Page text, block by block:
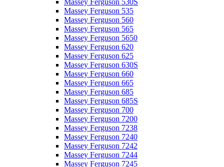
Massey Ferguson 530S
Massey Ferguson 535
Massey Ferguson 560
Massey Ferguson 565
Massey Ferguson 5650
Massey Ferguson 620
Massey Ferguson 625
Massey Ferguson 630S
Massey Ferguson 660
Massey Ferguson 665
Massey Ferguson 685
Massey Ferguson 685S
Massey Ferguson 700
Massey Ferguson 7200
Massey Ferguson 7238
Massey Ferguson 7240
Massey Ferguson 7242
Massey Ferguson 7244
Massey Ferguson 7245